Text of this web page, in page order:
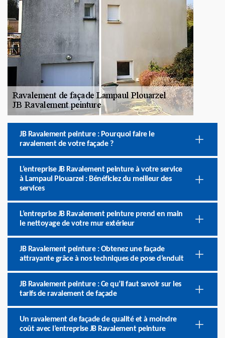
JB Ravalement peinture : Pourquoi faire le
ravalement de votre façade ?
L’entreprise JB Ravalement peinture à votre service
à Lampaul Plouarzel : Bénéficiez du meilleur des
services
L’entreprise JB Ravalement peinture prend en main
le nettoyage de votre mur extérieur
JB Ravalement peinture : Obtenez une façade
attrayante grâce à nos techniques de pose d’enduit
JB Ravalement peinture : Ce qu’il faut savoir sur les
tarifs de ravalement de façade
Un ravalement de façade de qualité et à moindre
coût avec l’entreprise JB Ravalement peinture